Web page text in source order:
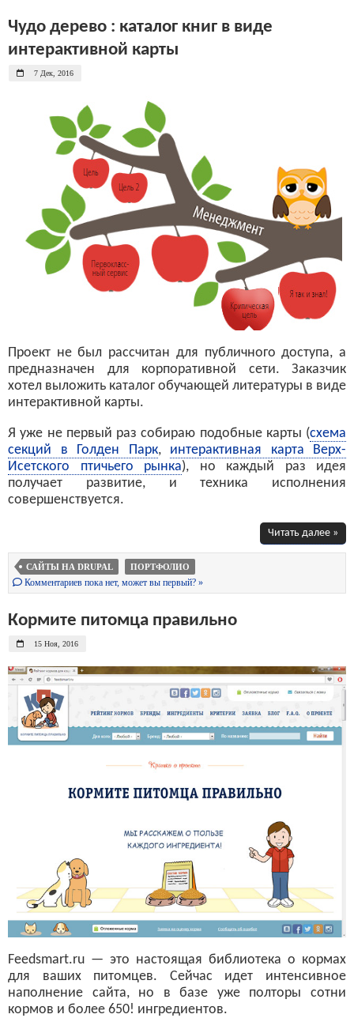
Чудо дерево : каталог книг в виде
интерактивной карты
7 Дек, 2016
Проект не был рассчитан для публичного доступа, а
предназначен для корпоративной сети. Заказчик
хотел выложить каталог обучающей литературы в виде
интерактивной карты.
Я уже не первый раз собираю подобные карты (схема
секций в Голден Парк, интерактивная карта Верх-
Исетского птичьего рынка), но каждый раз идея
получает развитие, и техника исполнения
совершенствуется.
Читать далее »
САЙТЫ НА DRUPAL ПОРТФОЛИО
Комментариев пока нет, может вы первый? »
Кормите питомца правильно
15 Ноя, 2016
Feedsmart.ru — это настоящая библиотека о кормах
для ваших питомцев. Сейчас идет интенсивное
наполнение сайта, но в базе уже полторы сотни
кормов и более 650! ингредиентов.